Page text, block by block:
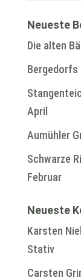
Neueste
Die alten
Bergedorfs
April
Aumühler
Schwarze
Februar
Neueste
Karsten
Stativ
Carsten